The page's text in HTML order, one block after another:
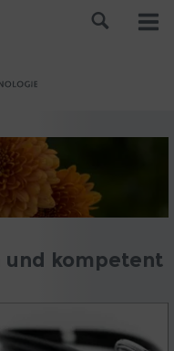
und kompetent